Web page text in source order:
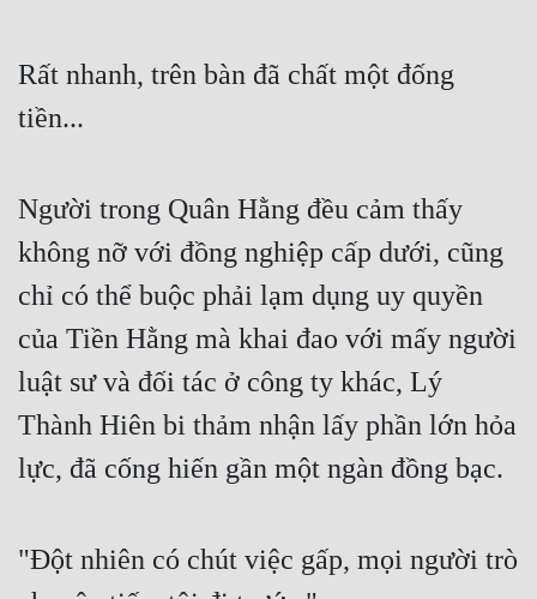
Rất nhanh, trên bàn đã chất một đống
tiền...
Người trong Quân Hằng đều cảm thấy
không nỡ với đồng nghiệp cấp dưới, cũng
chỉ có thể buộc phải lạm dụng uy quyền
của Tiền Hằng mà khai đao với mấy người
luật sư và đối tác ở công ty khác, Lý
Thành Hiên bi thảm nhận lấy phần lớn hỏa
lực, đã cống hiến gần một ngàn đồng bạc.
"Đột nhiên có chút việc gấp, mọi người trò